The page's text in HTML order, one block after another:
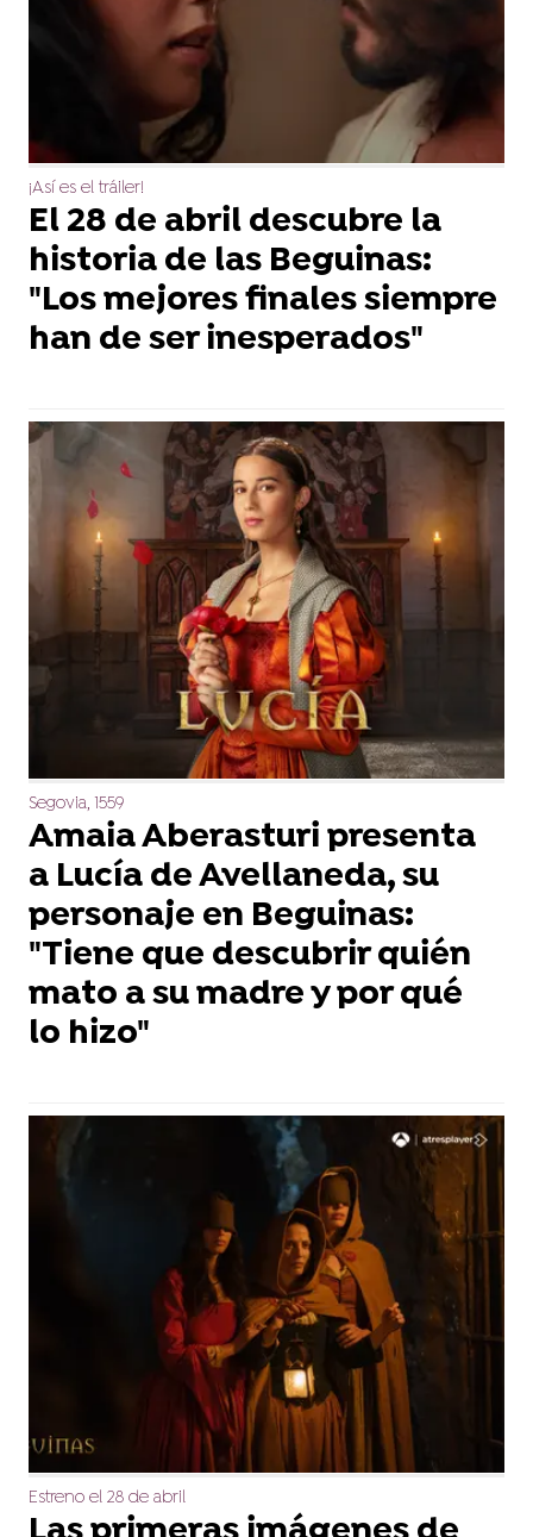
¡Así es el tráiler!
El 28 de abril descubre la
historia de las Beguinas:
"Los mejores finales siempre
han de ser inesperados"
Segovia, 1559
Amaia Aberasturi presenta
a Lucía de Avellaneda, su
personaje en Beguinas:
"Tiene que descubrir quién
mato a su madre y por qué
lo hizo"
Estreno el 28 de abril